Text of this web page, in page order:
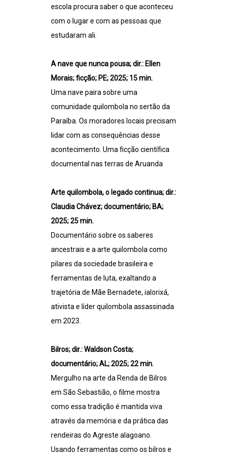
escola procura saber o que aconteceu
com o lugar e com as pessoas que
estudaram ali.
A nave que nunca pousa; dir.: Ellen
Morais; ficção; PE; 2025; 15 min.
Uma nave paira sobre uma
comunidade quilombola no sertão da
Paraíba. Os moradores locais precisam
lidar com as consequências desse
acontecimento. Uma ficção científica
documental nas terras de Aruanda
Arte quilombola, o legado continua; dir.:
Claudia Chávez; documentário; BA;
2025; 25 min.
Documentário sobre os saberes
ancestrais e a arte quilombola como
pilares da sociedade brasileira e
ferramentas de luta, exaltando a
trajetória de Mãe Bernadete, ialorixá,
ativista e líder quilombola assassinada
em 2023.
Bilros; dir.: Waldson Costa;
documentário; AL; 2025; 22 min.
Mergulho na arte da Renda de Bilros
em São Sebastião, o filme mostra
como essa tradição é mantida viva
através da memória e da prática das
rendeiras do Agreste alagoano.
Usando ferramentas como os bilros e